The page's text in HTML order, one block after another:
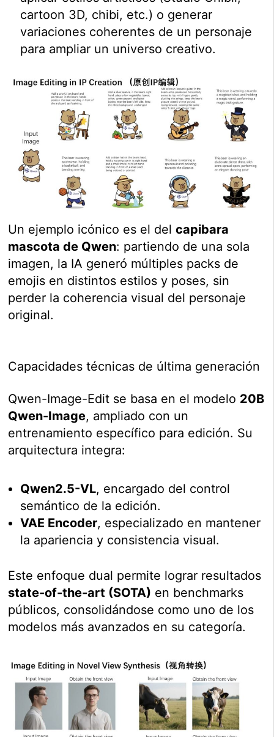
cartoon 3D, chibi, etc.) o generar
variaciones coherentes de un personaje
para ampliar un universo creativo.
Un ejemplo icónico es el delcapibara
mascota de Qwen: partiendo de una sola
imagen, la IA generó múltiples packs de
emojis en distintos estilos y poses, sin
perder la coherencia visual del personaje
original.
Capacidades técnicas de última generación
Qwen-Image-Edit se basa en el modelo 20B
Qwen-Image, ampliado con un
entrenamiento específico para edición. Su
arquitectura integra:
Qwen2.5-VL, encargado del control
semántico de la edición.
VAE Encoder, especializado en mantener
la apariencia y consistencia visual.
Este enfoque dual permite lograr resultados
state-of-the-art (SOTA) en benchmarks
públicos, consolidándose como uno de los
modelos más avanzados en su categoría.